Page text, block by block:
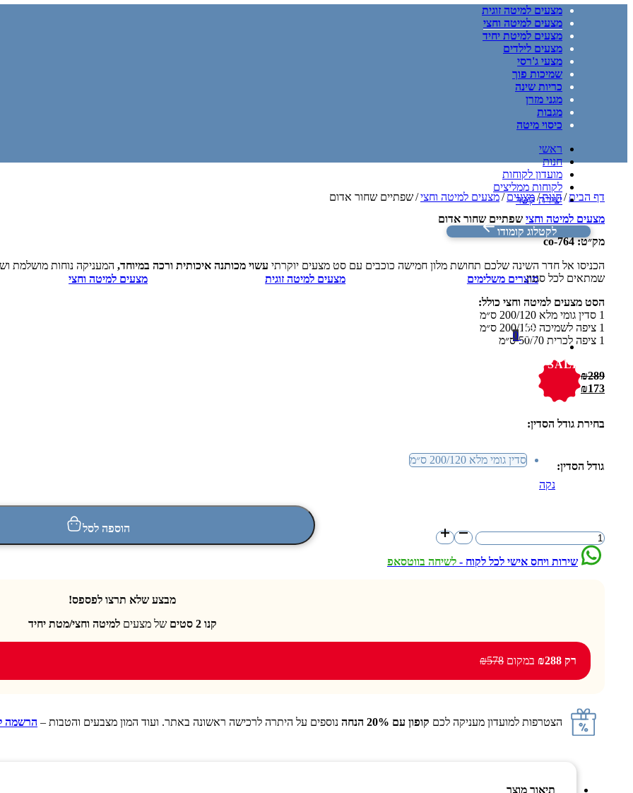
מצעים למיטה זוגית
מצעים למיטה וחצי
מצעים למיטת יחיד
מצעים לילדים
מצעי ג'רסי
שמיכות פוך
כריות שינה
מגני מזרן
מגבות
כיסוי מיטה
ראשי
חנות
מועדון לקוחות
לקוחות ממליצים
יצירת קשר
לקטלוג קומודו
מוצרים משלימים מצעים למיטה זוגית מצעים למיטה וחצי
0
דף הבית/חנות/מצעים /מצעים למיטה וחצי/שפתיים שחור אדום
מצעים למיטה וחצי שפתיים שחור אדום
מק״ט:co-764
הכניסו אל חדר השינה שלכם תחושת מלון חמישה כוכבים עם סט מצעים יוקרתי עשוי מכותנה איכותית ורכה במיוחד, המעניקה נוחות מושלמת
שמתאים לכל סגנון.
הסט מצעים למיטה וחצי כולל:
1 סדין גומי מלא 200/120 ס״מ
1 ציפה לשמיכה 200/150 ס״מ
1 ציפה לכרית 50/70 ס״מ
₪289
₪173
SALE
בחירת גודל הסדין:
גודל הסדין:
סדין גומי מלא 200/120 ס״מ
נקה
כמות
של
שפתיים
שחור
הוספה לסל
שירות ויחס אישי לכל לקוח - לשיחה בווטסאפ
מבצע שלא תרצו לפספס!
קנו 2 סטים
של מצעיםלמיטה וחצי/מטת יחיד
רק ₪288 במקום ₪578
הצטרפות למועדון מעניקה לכם קופון עם 20% הנחה נוספים על היתרה לרכישה ראשונה באתר. ועוד המון מצבעים והטבות – הרשמה
תיאור מוצר